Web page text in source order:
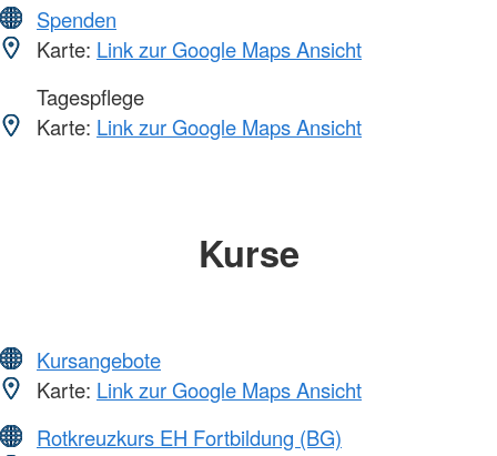
Spenden
Karte: Link zur Google Maps Ansicht
Tagespflege
Karte: Link zur Google Maps Ansicht
Kurse
Kursangebote
Karte: Link zur Google Maps Ansicht
Rotkreuzkurs EH Fortbildung (BG)